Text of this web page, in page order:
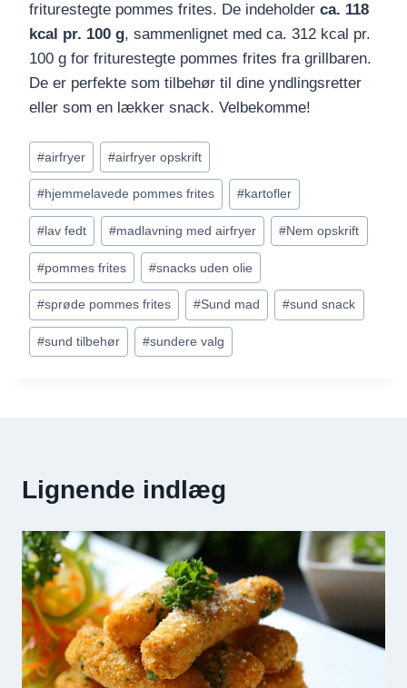
friturestegte pommes frites. De indeholder ca. 118
kcal pr. 100 g, sammenlignet med ca. 312 kcal pr.
100 g for friturestegte pommes frites fra grillbaren.
De er perfekte som tilbehør til dine yndlingsretter
eller som en lækker snack. Velbekomme!
Indlæg-
tags:
#airfryer #airfryer opskrift
#hjemmelavede pommes frites #kartofler
# lav fedt #madlavning med airfryer #Nem opskrift
#pommes frites #snacks uden olie
#sprøde pommes frites #Sund mad #sund snack
#sund tilbehør #sundere valg
Lignende indlæg